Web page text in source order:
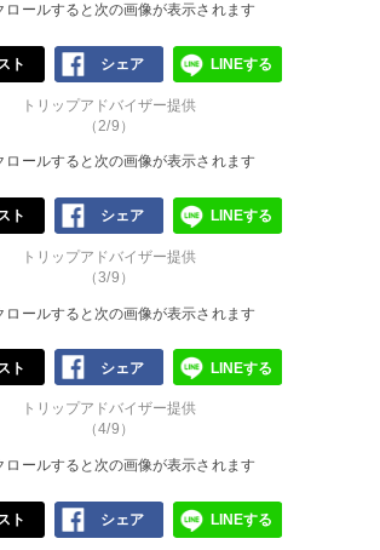
ールすると次の画像が表示されます
ト シェア LINEする
トリップアドバイザー提供
（2/9）
ールすると次の画像が表示されます
ト シェア LINEする
トリップアドバイザー提供
（3/9）
ールすると次の画像が表示されます
ト シェア LINEする
トリップアドバイザー提供
（4/9）
ールすると次の画像が表示されます
ト シェア LINEする